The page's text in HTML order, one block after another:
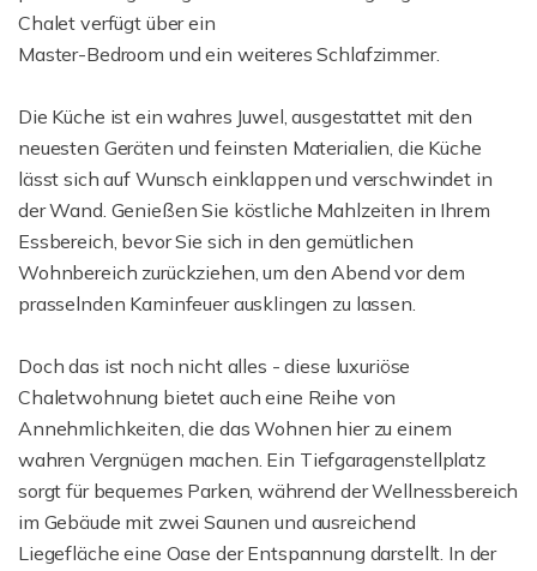
Chalet verfügt über ein
Master-Bedroom und ein weiteres Schlafzimmer.
Die Küche ist ein wahres Juwel, ausgestattet mit den
neuesten Geräten und feinsten Materialien, die Küche
lässt sich auf Wunsch einklappen und verschwindet in
der Wand. Genießen Sie köstliche Mahlzeiten in Ihrem
Essbereich, bevor Sie sich in den gemütlichen
Wohnbereich zurückziehen, um den Abend vor dem
prasselnden Kaminfeuer ausklingen zu lassen.
Doch das ist noch nicht alles - diese luxuriöse
Chaletwohnung bietet auch eine Reihe von
Annehmlichkeiten, die das Wohnen hier zu einem
wahren Vergnügen machen. Ein Tiefgaragenstellplatz
sorgt für bequemes Parken, während der Wellnessbereich
im Gebäude mit zwei Saunen und ausreichend
Liegefläche eine Oase der Entspannung darstellt. In der